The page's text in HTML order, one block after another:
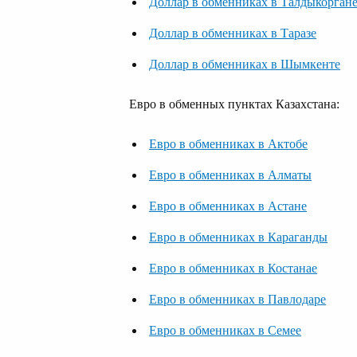
Доллар в обменниках в Таразе
Доллар в обменниках в Шымкенте
Евро в обменных пунктах Казахстана:
Евро в обменниках в Актобе
Евро в обменниках в Алматы
Евро в обменниках в Астане
Евро в обменниках в Караганды
Евро в обменниках в Костанае
Евро в обменниках в Павлодаре
Евро в обменниках в Семее